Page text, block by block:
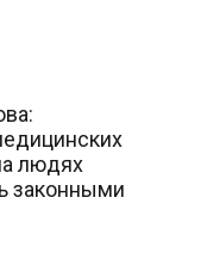
людях
законными